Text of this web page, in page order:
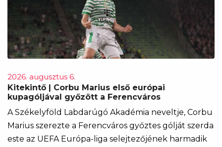
2026. augusztus 6.
Kitekintő | Corbu Marius első európai
kupagóljával győzött a Ferencváros
A Székelyföld Labdarúgó Akadémia neveltje, Corbu
Marius szerezte a Ferencváros győztes gólját szerda
este az UEFA Európa-liga selejtezőjének harmadik